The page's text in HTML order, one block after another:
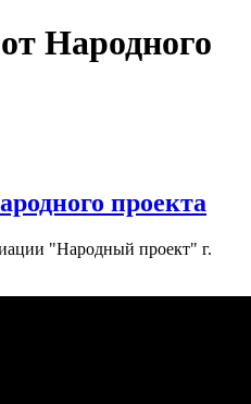
Народного
проекта
"Народный проект" г.